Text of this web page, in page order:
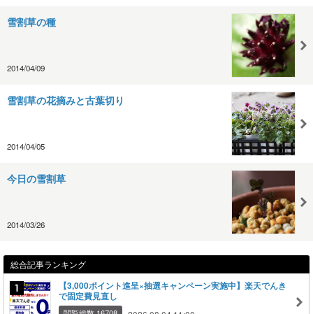
雪割草の種
2014/04/09
雪割草の花摘みと古葉切り
2014/04/05
今日の雪割草
2014/03/26
総合記事ランキング
【3,000ポイント進呈×抽選キャンペーン実施中】楽天でんき
で固定費見直し